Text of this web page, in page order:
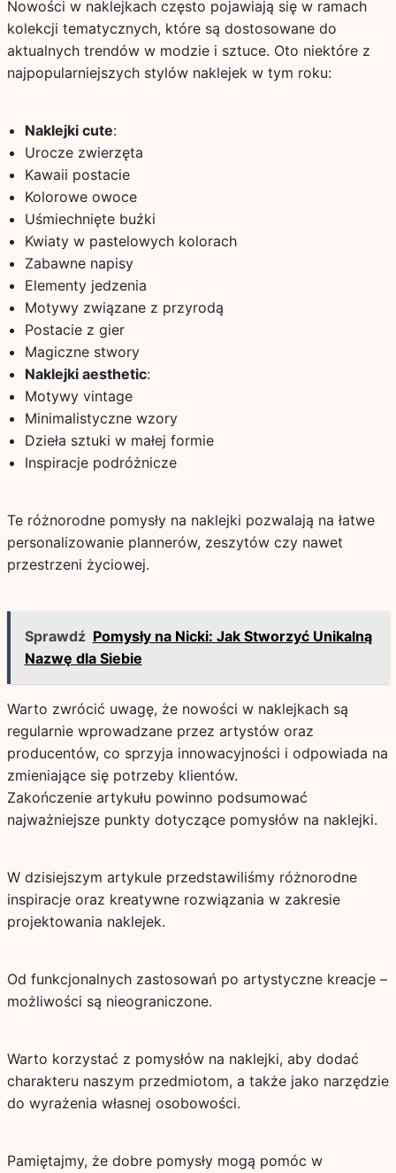
Nowości w naklejkach często pojawiają się w ramach
kolekcji tematycznych, które są dostosowane do
aktualnych trendów w modzie i sztuce. Oto niektóre z
najpopularniejszych stylów naklejek w tym roku:
Naklejki cute:
Urocze zwierzęta
Kawaii postacie
Kolorowe owoce
Uśmiechnięte buźki
Kwiaty w pastelowych kolorach
Zabawne napisy
Elementy jedzenia
Motywy związane z przyrodą
Postacie z gier
Magiczne stwory
Naklejki aesthetic:
Motywy vintage
Minimalistyczne wzory
Dzieła sztuki w małej formie
Inspiracje podróżnicze
Te różnorodne pomysły na naklejki pozwalają na łatwe
personalizowanie plannerów, zeszytów czy nawet
przestrzeni życiowej.
Sprawdź Pomysły na Nicki: Jak Stworzyć Unikalną
Nazwę dla Siebie
Warto zwrócić uwagę, że nowości w naklejkach są
regularnie wprowadzane przez artystów oraz
producentów, co sprzyja innowacyjności i odpowiada na
zmieniające się potrzeby klientów.
Zakończenie artykułu powinno podsumować
najważniejsze punkty dotyczące pomysłów na naklejki.
W dzisiejszym artykule przedstawiliśmy różnorodne
inspiracje oraz kreatywne rozwiązania w zakresie
projektowania naklejek.
Od funkcjonalnych zastosowań po artystyczne kreacje –
możliwości są nieograniczone.
Warto korzystać z pomysłów na naklejki, aby dodać
charakteru naszym przedmiotom, a także jako narzędzie
do wyrażenia własnej osobowości.
Pamiętajmy, że dobre pomysły mogą pomóc w